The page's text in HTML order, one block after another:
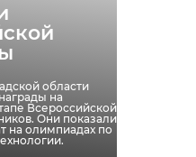
области
на
Всероссийской
Они показали
на олимпиадах по